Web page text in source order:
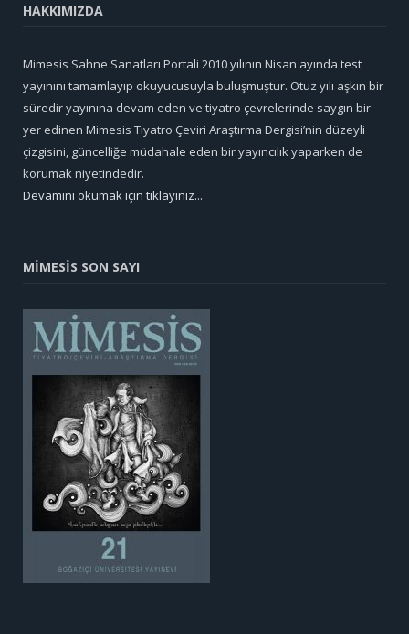
HAKKIMIZDA
Mimesis Sahne Sanatları Portali 2010 yılının Nisan ayında test
yayınını tamamlayıp okuyucusuyla buluşmuştur. Otuz yılı aşkın bir
süredir yayınına devam eden ve tiyatro çevrelerinde saygın bir
yer edinen Mimesis Tiyatro Çeviri Araştırma Dergisi’nin düzeyli
çizgisini, güncelliğe müdahale eden bir yayıncılık yaparken de
korumak niyetindedir.
Devamını okumak için tıklayınız...
MİMESİS SON SAYI